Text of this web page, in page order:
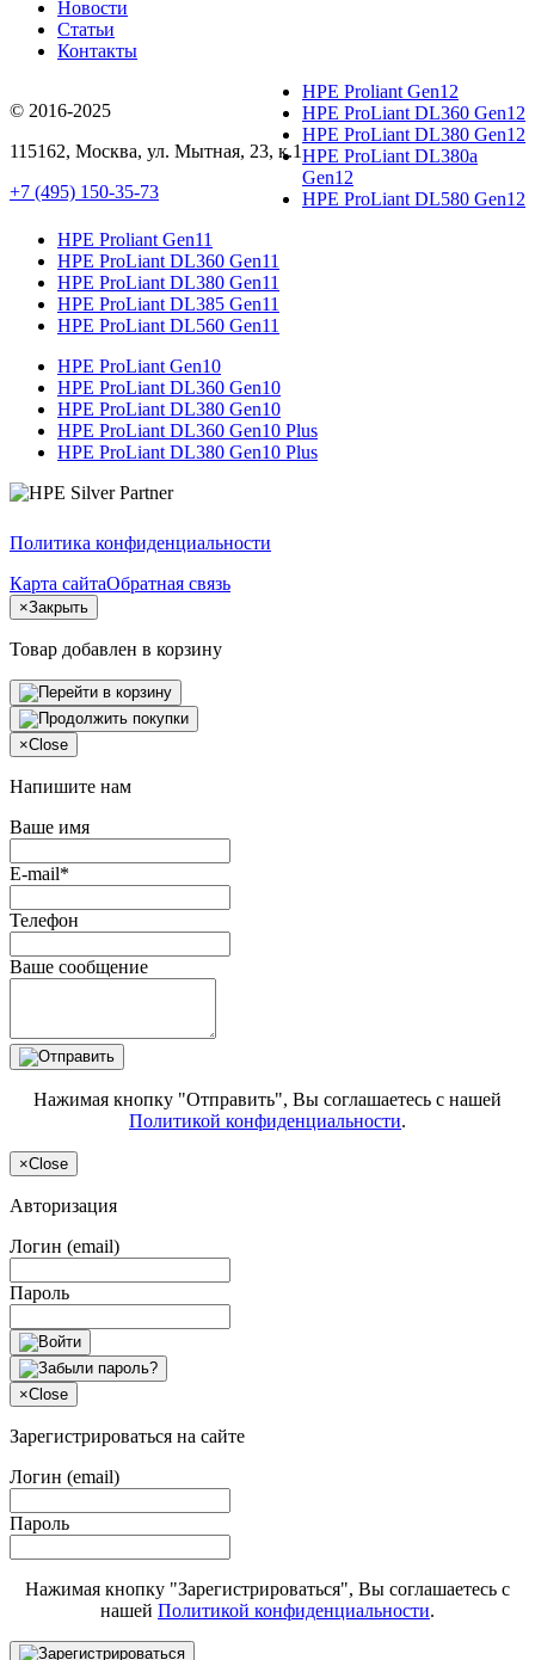
Новости
Статьи
Контакты
© 2016-2025
115162, Москва, ул. Мытная, 23, к.1
+7 (495) 150-35-73
HPE Proliant Gen12
HPE ProLiant DL360 Gen12
HPE ProLiant DL380 Gen12
HPE ProLiant DL380a
Gen12
HPE ProLiant DL580 Gen12
HPE Proliant Gen11
HPE ProLiant DL360 Gen11
HPE ProLiant DL380 Gen11
HPE ProLiant DL385 Gen11
HPE ProLiant DL560 Gen11
HPE ProLiant Gen10
HPE ProLiant DL360 Gen10
HPE ProLiant DL380 Gen10
HPE ProLiant DL360 Gen10 Plus
HPE ProLiant DL380 Gen10 Plus
Политика конфиденциальности
Карта сайтаОбратная связь
×Закрыть
Товар добавлен в корзину
×Close
Напишите нам
Ваше имя
E-mail*
Телефон
Ваше сообщение
Нажимая кнопку "Отправить", Вы соглашаетесь с нашей
Политикой конфиденциальности.
×Close
Авторизация
Логин (email)
Пароль
×Close
Зарегистрироваться на сайте
Логин (email)
Пароль
Нажимая кнопку "Зарегистрироваться", Вы соглашаетесь с
нашей Политикой конфиденциальности.